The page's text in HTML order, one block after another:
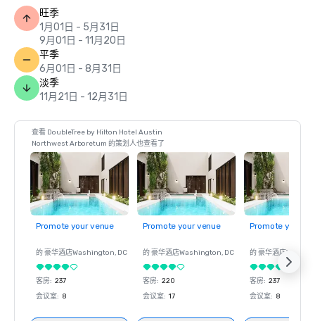
旺季
1月01日 - 5月31日
9月01日 - 11月20日
平季
6月01日 - 8月31日
淡季
11月21日 - 12月31日
查看 DoubleTree by Hilton Hotel Austin
Northwest Arboretum 的策划人也查看了
Promote your venue
的 豪华酒店Washington, DC
客房: 237
会议室: 8
Promote your venue
的 豪华酒店Washington, DC
客房: 220
会议室: 17
Promote your
的 豪华酒店
客房: 237
会议室: 8